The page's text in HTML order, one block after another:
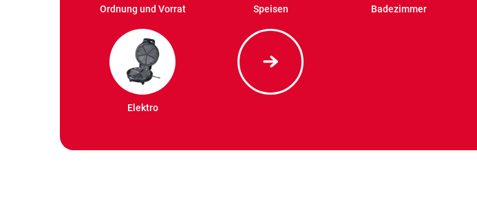
Ordnung und Vorrat Speisen Badezimmer
Elektro